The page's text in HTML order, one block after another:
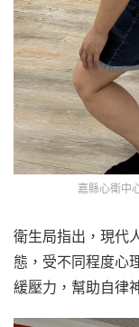
嘉縣心衛中
衛生局指出，現代
態，受不同程度心
緩壓力，幫助自律